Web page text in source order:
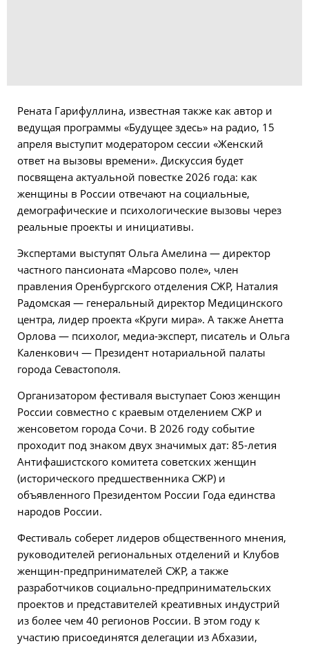
Рената Гарифуллина, известная также как автор и
ведущая программы «Будущее здесь» на радио, 15
апреля выступит модератором сессии «Женский
ответ на вызовы времени». Дискуссия будет
посвящена актуальной повестке 2026 года: как
женщины в России отвечают на социальные,
демографические и психологические вызовы через
реальные проекты и инициативы.
Экспертами выступят Ольга Амелина — директор
частного пансионата «Марсово поле», член
правления Оренбургского отделения СЖР, Наталия
Радомская — генеральный директор Медицинского
центра, лидер проекта «Круги мира». А также Анетта
Орлова — психолог, медиа-эксперт, писатель и Ольга
Каленкович — Президент нотариальной палаты
города Севастополя.
Организатором фестиваля выступает Союз женщин
России совместно с краевым отделением СЖР и
женсоветом города Сочи. В 2026 году событие
проходит под знаком двух значимых дат: 85-летия
Антифашистского комитета советских женщин
(исторического предшественника СЖР) и
объявленного Президентом России Года единства
народов России.
Фестиваль соберет лидеров общественного мнения,
руководителей региональных отделений и Клубов
женщин-предпринимателей СЖР, а также
разработчиков социально-предпринимательских
проектов и представителей креативных индустрий
из более чем 40 регионов России. В этом году к
участию присоединятся делегации из Абхазии,